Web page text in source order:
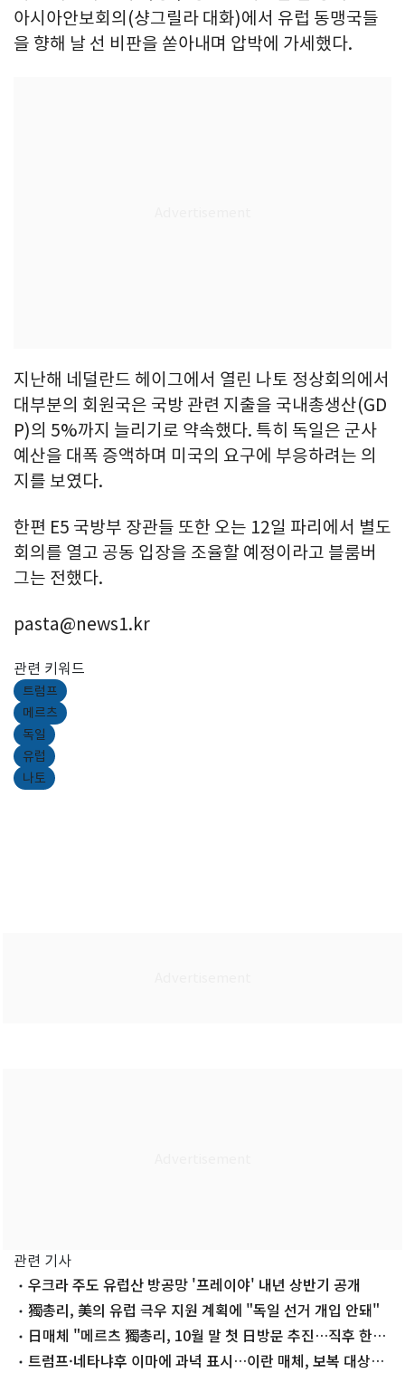
아시아안보회의(샹그릴라 대화)에서 유럽 동맹국들
을 향해 날 선 비판을 쏟아내며 압박에 가세했다.
지난해 네덜란드 헤이그에서 열린 나토 정상회의에서
대부분의 회원국은 국방 관련 지출을 국내총생산(GD
P)의 5%까지 늘리기로 약속했다. 특히 독일은 군사
예산을 대폭 증액하며 미국의 요구에 부응하려는 의
지를 보였다.
한편 E5 국방부 장관들 또한 오는 12일 파리에서 별도
회의를 열고 공동 입장을 조율할 예정이라고 블룸버
그는 전했다.
pasta@news1.kr
관련 키워드
트럼프
메르츠
독일
유럽
나토
관련 기사
우크라 주도 유럽산 방공망 '프레이야' 내년 상반기 공개
獨총리, 美의 유럽 극우 지원 계획에 "독일 선거 개입 안돼"
日매체 "메르츠 獨총리, 10월 말 첫 日방문 추진…직후 한국
행"트럼프·네타냐후 이마에 과녁 표시…이란 매체, 보복 대상